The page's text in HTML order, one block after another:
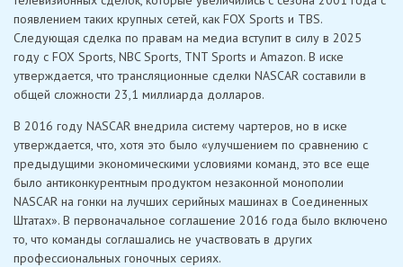
появлением таких крупных сетей, как FOX Sports и TBS.
Следующая сделка по правам на медиа вступит в силу в 2025
году с FOX Sports, NBC Sports, TNT Sports и Amazon. В иске
утверждается, что трансляционные сделки NASCAR составили в
общей сложности 23,1 миллиарда долларов.
В 2016 году NASCAR внедрила систему чартеров, но в иске
утверждается, что, хотя это было «улучшением по сравнению с
предыдущими экономическими условиями команд, это все еще
было антиконкурентным продуктом незаконной монополии
NASCAR на гонки на лучших серийных машинах в Соединенных
Штатах». В первоначальное соглашение 2016 года было включено
то, что команды соглашались не участвовать в других
профессиональных гоночных сериях.